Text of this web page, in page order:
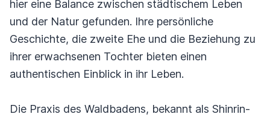
hier eine Balance zwischen städtischem Leben
und der Natur gefunden. Ihre persönliche
Geschichte, die zweite Ehe und die Beziehung zu
ihrer erwachsenen Tochter bieten einen
authentischen Einblick in ihr Leben.
Die Praxis des Waldbadens, bekannt als Shinrin-